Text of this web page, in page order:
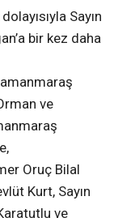
Sayın
bir kez daha
ve
Oruç Bilal
Kurt, Sayın
ve